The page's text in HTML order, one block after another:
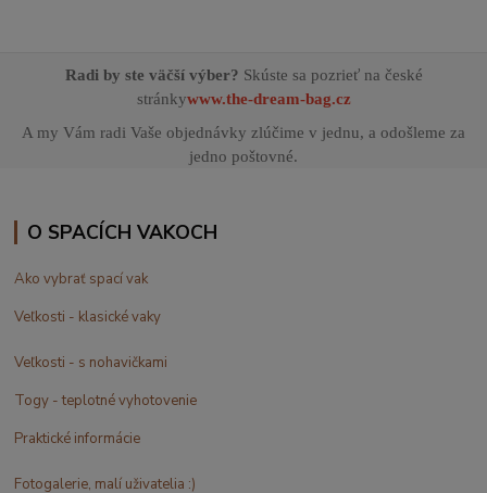
Radi by ste väčší výber? Skúste sa pozrieť na české
stránkywww.the-dream-bag.cz
A my Vám radi Vaše objednávky zlúčime v jednu, a odošleme za
jedno poštovné.
O SPACÍCH VAKOCH
Ako vybrať spací vak
Veľkosti - klasické vaky
Veľkosti - s nohavičkami
Togy - teplotné vyhotovenie
Praktické informácie
Fotogalerie, malí uživatelia :)